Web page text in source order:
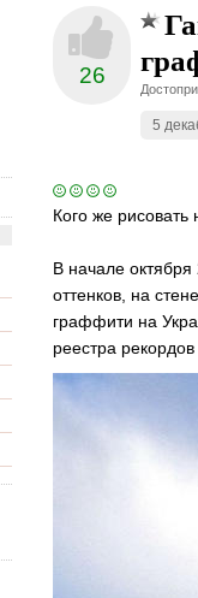
26
5
Кого же рисовать
В начале
оттенков, на
граффити на
реестра